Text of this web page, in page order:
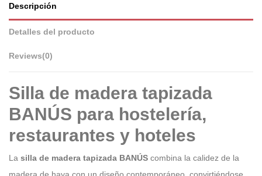
Descripción
Detalles del producto
Reviews(0)
Silla de madera tapizada
BANÚS para hostelería,
restaurantes y hoteles
La silla de madera tapizada BANÚS combina la calidez de la